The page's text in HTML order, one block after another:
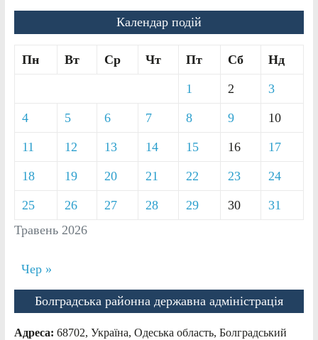
Календар подій
Травень 2026
Пн Вт Ср Чт Пт Сб Нд
1 2 3
4 5 6 7 8 9 10
11 12 13 14 15 16 17
18 19 20 21 22 23 24
25 26 27 28 29 30 31
Чер »
Болградська районна державна адміністрація
Адреса: 68702, Україна, Одеська область, Болградський